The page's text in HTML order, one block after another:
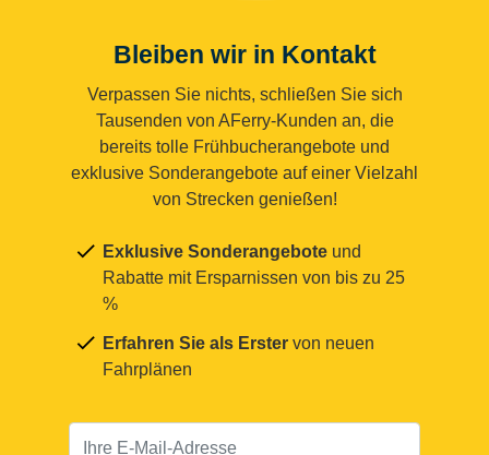
Bleiben wir in Kontakt
Verpassen Sie nichts, schließen Sie sich
Tausenden von AFerry-Kunden an, die
bereits tolle Frühbucherangebote und
exklusive Sonderangebote auf einer Vielzahl
von Strecken genießen!
Exklusive Sonderangebote und
Rabatte mit Ersparnissen von bis zu 25
%
Erfahren Sie als Erster von neuen
Fahrplänen